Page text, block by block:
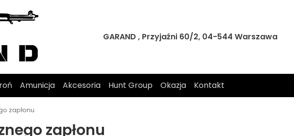
GARAND , Przyjaźni 60/2, 04-544 Warszawa
Amunicja Akcesoria Hunt Group Okazja Kontakt
zapłonu
zapłonu